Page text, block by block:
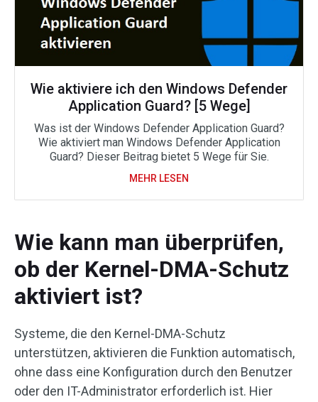
Wie aktiviere ich den Windows Defender
Application Guard? [5 Wege]
Was ist der Windows Defender Application Guard?
Wie aktiviert man Windows Defender Application
Guard? Dieser Beitrag bietet 5 Wege für Sie.
MEHR LESEN
Wie kann man überprüfen,
ob der Kernel-DMA-Schutz
aktiviert ist?
Systeme, die den Kernel-DMA-Schutz
unterstützen, aktivieren die Funktion automatisch,
ohne dass eine Konfiguration durch den Benutzer
oder den IT-Administrator erforderlich ist. Hier